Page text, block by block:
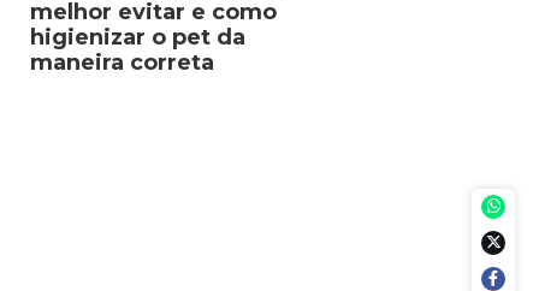
melhor evitar e como
higienizar o pet da
maneira correta